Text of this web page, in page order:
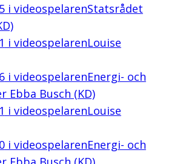
i videospelarenStatsrådet
i videospelarenLouise
i videospelarenEnergi- och
Ebba Busch (KD)
i videospelarenLouise
i videospelarenEnergi- och